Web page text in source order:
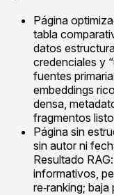
Página
tabla
datos
credenciales y
fuentes
embeddings
densa,
fragmentos
Página sin
sin autor ni
Resultado
informativos,
re‑ranking;